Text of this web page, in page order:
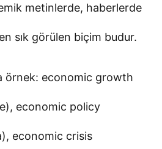
metinlerde, haberlerde
sık görülen biçim budur.
örnek: economic growth
economic policy
economic crisis